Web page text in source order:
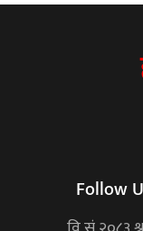
Follow